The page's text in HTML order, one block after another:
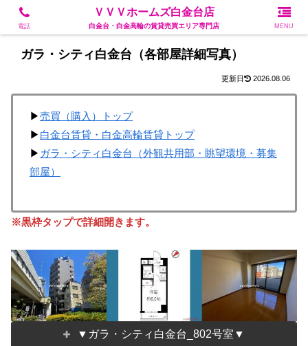
ガラ・シティ白金台（各部屋詳細写真）
2026.08.06
▶売買（購入）トップ
▶ 白金台賃貸・白金高輪賃貸トップ
▶ ガラ・シティ白金台（外観共用部・眺望環境・募集
部屋）
※黒枠タップで詳細開きます。
▼ガラ・シティ白金台_802号室▼
電話
ＶＶＶホームズ白金台店
白金台・白金高輪の賃貸売買エリア専門店 MENU